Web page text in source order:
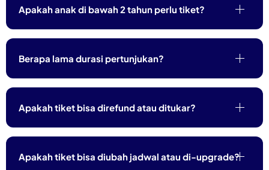
Apakah anak di bawah 2 tahun perlu tiket?
Berapa lama durasi pertunjukan?
Apakah tiket bisa direfund atau ditukar?
Apakah tiket bisa diubah jadwal atau di-upgrade?